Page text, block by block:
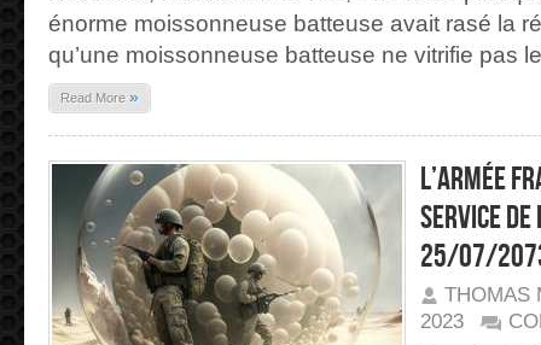
énorme moissonneuse batteuse avait rasé la
qu’une moissonneuse batteuse ne vitrifie pas
Read More »
L’armée
service
25/07/
THOMAS
2023